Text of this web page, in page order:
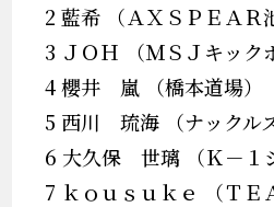
2 藍希 （ＡＸＳＰＥＡＲ
3 ＪＯＨ （ＭＳＪキック
4 櫻井 嵐 （橋本道場）
5 西川 琉海 （ナックル
6 大久保 世璃 （Ｋ－１
7 ｋｏｕｓｕｋｅ （ＴＥ